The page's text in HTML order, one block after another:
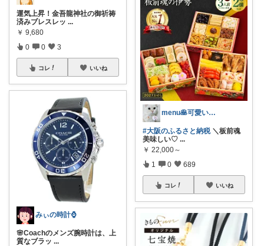
運気上昇！金吾龍神社の御祈祷
済みブレスレッ ...
￥ 9,680
0 0 3
コレ いいね
みぃの時計⌚
🌸Coachのメンズ腕時計は、上
質なブラッ ...
menu🥞可愛い🌼美味しい🍴便利☘
#大阪のふるさと納税＼板前魂
美味しい♡ ...
￥ 22,000～
1 0 689
コレ いいね